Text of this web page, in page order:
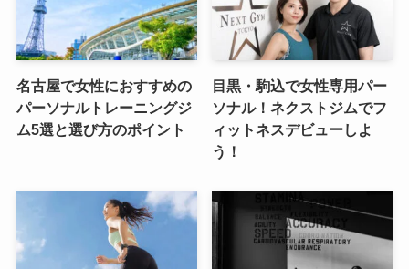
名古屋で女性におすすめの
パーソナルトレーニングジ
ム5選と選び方のポイント
目黒・駒込で女性専用パー
ソナル！ネクストジムでフ
ィットネスデビューしよ
う！